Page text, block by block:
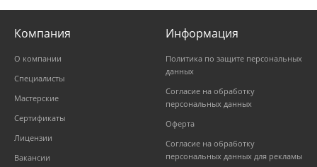
Компания
О компании
Специалисты
Мастерские
Сертификаты
Лицензии
Вакансии
Информация
Политика по защите персональных
данных
Согласие на обработку
персональных данных
Оферта
Согласие на обработку
персональных данных для рекламы